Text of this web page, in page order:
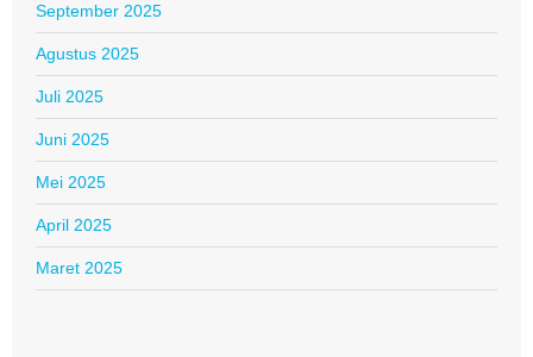
September 2025
Agustus 2025
Juli 2025
Juni 2025
Mei 2025
April 2025
Maret 2025